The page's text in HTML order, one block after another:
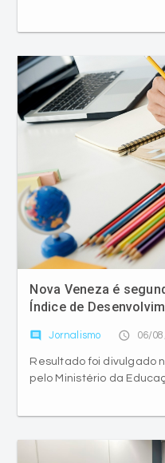
Nova Veneza é
Índice de
comment Jornalismo access_time 06/
Resultado foi divulgado
pelo Ministério da